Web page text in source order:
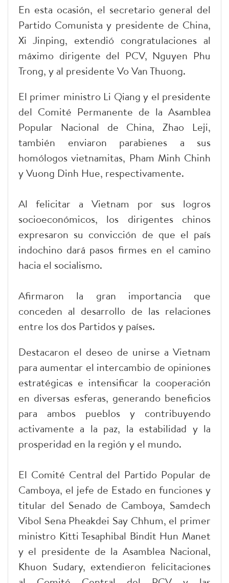
En esta ocasión, el secretario general del
Partido Comunista y presidente de China,
Xi Jinping, extendió congratulaciones al
máximo dirigente del PCV, Nguyen Phu
Trong, y al presidente Vo Van Thuong.
El primer ministro Li Qiang y el presidente
del Comité Permanente de la Asamblea
Popular Nacional de China, Zhao Leji,
también enviaron parabienes a sus
homólogos vietnamitas, Pham Minh Chinh
y Vuong Dinh Hue, respectivamente.
Al felicitar a Vietnam por sus logros
socioeconómicos, los dirigentes chinos
expresaron su convicción de que el país
indochino dará pasos firmes en el camino
hacia el socialismo.
Afirmaron la gran importancia que
conceden al desarrollo de las relaciones
entre los dos Partidos y países.
Destacaron el deseo de unirse a Vietnam
para aumentar el intercambio de opiniones
estratégicas e intensificar la cooperación
en diversas esferas, generando beneficios
para ambos pueblos y contribuyendo
activamente a la paz, la estabilidad y la
prosperidad en la región y el mundo.
El Comité Central del Partido Popular de
Camboya, el jefe de Estado en funciones y
titular del Senado de Camboya, Samdech
Vibol Sena Pheakdei Say Chhum, el primer
ministro Kitti Tesaphibal Bindit Hun Manet
y el presidente de la Asamblea Nacional,
Khuon Sudary, extendieron felicitaciones